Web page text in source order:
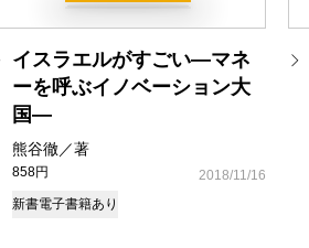
イスラエルがすごい―マネ
ーを呼ぶイノベーション大
国―
熊谷徹／著
858円
2018/11/16
新書電子書籍あり